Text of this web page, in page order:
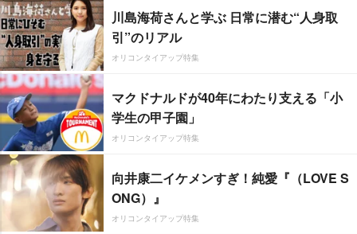
川島海荷さんと学ぶ 日常に潜む“人身取
引”のリアル
オリコンタイアップ特集
マクドナルドが40年にわたり支える「小
学生の甲子園」
オリコンタイアップ特集
向井康二イケメンすぎ！純愛『（LOVE S
ONG）』
オリコンタイアップ特集